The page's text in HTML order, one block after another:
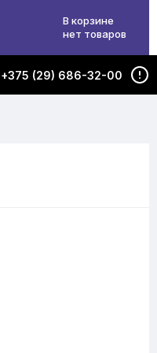
В корзине
нет товаров
+375 (29) 686-32-00